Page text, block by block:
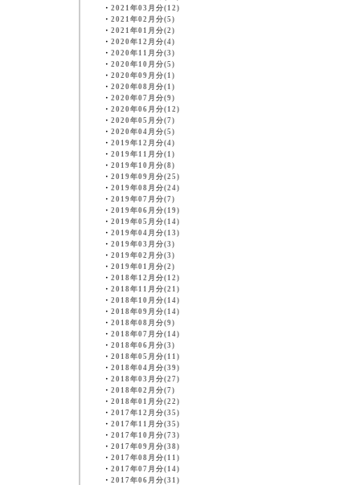
・ 2021年03月分(12)
・ 2021年02月分(5)
・ 2021年01月分(2)
・ 2020年12月分(4)
・ 2020年11月分(3)
・ 2020年10月分(5)
・ 2020年09月分(1)
・ 2020年08月分(1)
・ 2020年07月分(9)
・ 2020年06月分(12)
・ 2020年05月分(7)
・ 2020年04月分(5)
・ 2019年12月分(4)
・ 2019年11月分(1)
・ 2019年10月分(8)
・ 2019年09月分(25)
・ 2019年08月分(24)
・ 2019年07月分(7)
・ 2019年06月分(19)
・ 2019年05月分(14)
・ 2019年04月分(13)
・ 2019年03月分(3)
・ 2019年02月分(3)
・ 2019年01月分(2)
・ 2018年12月分(12)
・ 2018年11月分(21)
・ 2018年10月分(14)
・ 2018年09月分(14)
・ 2018年08月分(9)
・ 2018年07月分(14)
・ 2018年06月分(3)
・ 2018年05月分(11)
・ 2018年04月分(39)
・ 2018年03月分(27)
・ 2018年02月分(7)
・ 2018年01月分(22)
・ 2017年12月分(35)
・ 2017年11月分(35)
・ 2017年10月分(73)
・ 2017年09月分(38)
・ 2017年08月分(11)
・ 2017年07月分(14)
・ 2017年06月分(31)